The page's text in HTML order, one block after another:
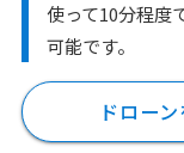
使って10分程度
可能です。
ドロー